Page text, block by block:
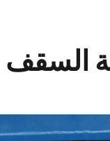
المتداول آلة
السقف